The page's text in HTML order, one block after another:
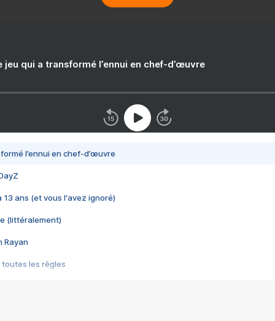
jeu qui a transformé l’ennui en chef-d’œuvre
l’ennui en chef-d’œuvre
13 ans (et vous l'avez ignoré)
(littéralement)
Rayan
toutes les règles